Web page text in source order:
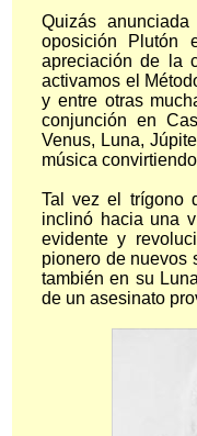
Quizás
oposición Plutón
apreciación de la
activamos el
y entre otras
conjunción en
Venus, Luna,
música
Tal vez el trígono
inclinó hacia una
evidente y
pionero de nuevos
también en su
de un asesinato